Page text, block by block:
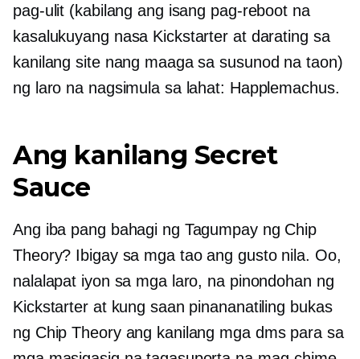
pag-ulit (kabilang ang isang pag-reboot na
kasalukuyang nasa Kickstarter at darating sa
kanilang site nang maaga sa susunod na taon)
ng laro na nagsimula sa lahat: Happlemachus.
Ang kanilang Secret
Sauce
Ang iba pang bahagi ng Tagumpay ng Chip
Theory? Ibigay sa mga tao ang gusto nila. Oo,
nalalapat iyon sa mga laro, na pinondohan ng
Kickstarter at kung saan pinananatiling bukas
ng Chip Theory ang kanilang mga dms para sa